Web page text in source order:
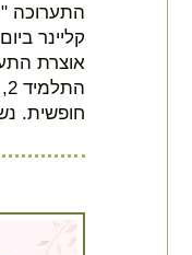
התערוכה
אוצרת
חופשית.